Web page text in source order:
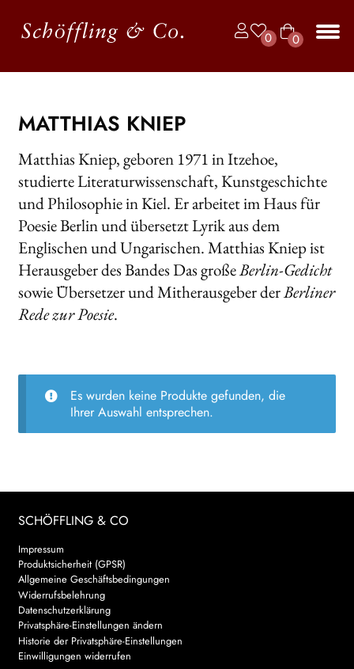
0
0
ike
Zur
Navigation
Zum
Inhalt
BÜCHER
AUTOR*INNEN
LESUNGEN
VERLAG
HANDEL
AKTUELLES
NEWSLETTER
Search:
MATTHIAS KNIEP
Matthias Kniep, geboren 1971 in Itzehoe,
studierte Literaturwissenschaft, Kunstgeschichte
und Philosophie in Kiel. Er arbeitet im Haus für
Poesie Berlin und übersetzt Lyrik aus dem
Englischen und Ungarischen. Matthias Kniep ist
Herausgeber des Bandes Das großeBerlin-Gedicht
sowie Übersetzer und Mitherausgeber derBerliner
Rede zur Poesie.
Es wurden keine Produkte gefunden, die
Ihrer Auswahl entsprechen.
SCHÖFFLING & CO
Impressum
Produktsicherheit (GPSR)
Allgemeine Geschäftsbedingungen
Widerrufsbelehrung
Datenschutzerklärung
Privatsphäre-Einstellungen ändern
Historie der Privatsphäre-Einstellungen
Einwilligungen widerrufen